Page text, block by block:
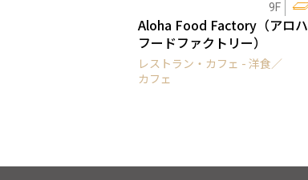
9F
Aloha Food Factory（アロハ
フードファクトリー）
レストラン・カフェ - 洋食／
カフェ